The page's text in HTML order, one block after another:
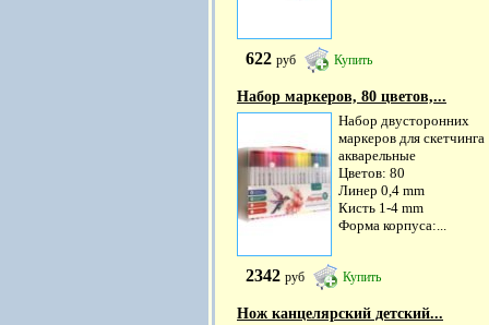
622 руб Купить
Набор маркеров, 80 цветов,...
Набор двусторонних
маркеров для скетчинга
акварельные
Цветов: 80
Линер 0,4 mm
Кисть 1-4 mm
Форма корпуса:...
2342 руб Купить
Нож канцелярский детский...